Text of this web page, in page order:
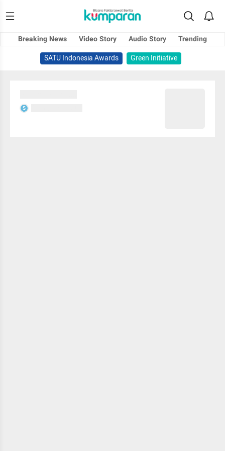
Breaking News Video Story Audio Story
Trending
SATU Indonesia Awards
Green Initiative
S